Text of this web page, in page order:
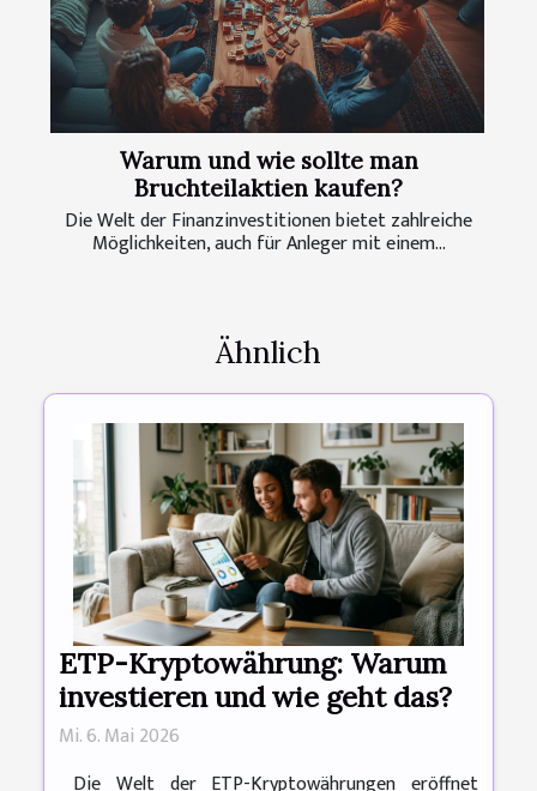
Warum und wie sollte man
Bruchteilaktien kaufen?
Die Welt der Finanzinvestitionen bietet zahlreiche
Möglichkeiten, auch für Anleger mit einem...
Ähnlich
ETP-Kryptowährung: Warum
investieren und wie geht das?
Mi. 6. Mai 2026